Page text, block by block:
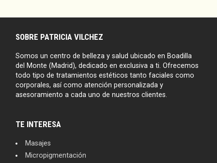
SOBRE PATRICIA VILCHEZ
Somos un centro de belleza y salud ubicado en Boadilla
del Monte (Madrid), dedicado en exclusiva a ti. Ofrecemos
todo tipo de tratamientos estéticos tanto faciales como
corporales, así como atención personalizada y
asesoramiento a cada uno de nuestros clientes.
TE INTERESA
Masajes
Micropigmentación